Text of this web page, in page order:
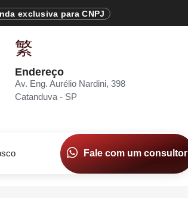
exclusiva para CNPJ
Endereço
Av. Eng. Aurélio Nardini, 398
Catanduva - SP
Fale com um consultor